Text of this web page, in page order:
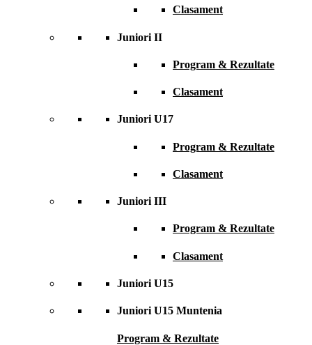
Clasament
Juniori II
Program & Rezultate
Clasament
Juniori U17
Program & Rezultate
Clasament
Juniori III
Program & Rezultate
Clasament
Juniori U15
Juniori U15 Muntenia
Program & Rezultate